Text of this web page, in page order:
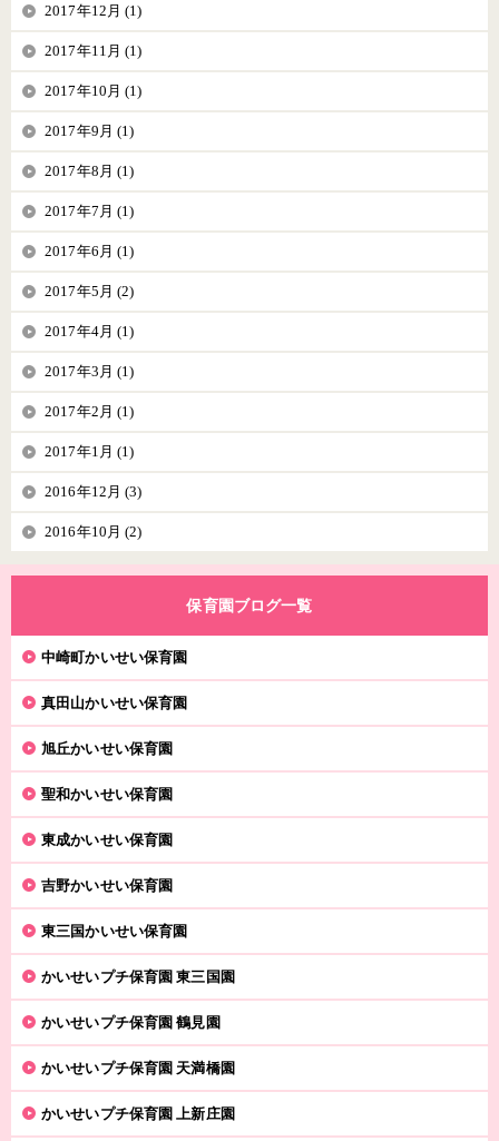
2017年12月 (1)
2017年11月 (1)
2017年10月 (1)
2017年9月 (1)
2017年8月 (1)
2017年7月 (1)
2017年6月 (1)
2017年5月 (2)
2017年4月 (1)
2017年3月 (1)
2017年2月 (1)
2017年1月 (1)
2016年12月 (3)
2016年10月 (2)
保育園ブログ一覧
中崎町かいせい保育園
真田山かいせい保育園
旭丘かいせい保育園
聖和かいせい保育園
東成かいせい保育園
吉野かいせい保育園
東三国かいせい保育園
かいせいプチ保育園 東三国園
かいせいプチ保育園 鶴見園
かいせいプチ保育園 天満橋園
かいせいプチ保育園 上新庄園